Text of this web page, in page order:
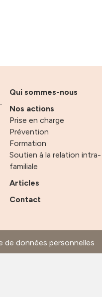
Qui sommes-nous
Nos actions
Prise en charge
Prévention
Formation
Soutien à la relation intra-
familiale
Articles
Contact
de données personnelles